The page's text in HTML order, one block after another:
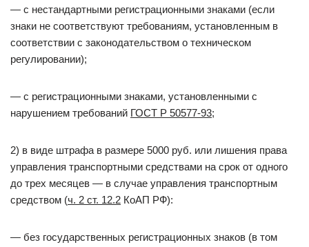
— с нестандартными регистрационными знаками (если
знаки не соответствуют требованиям, установленным в
соответствии с законодательством о техническом
регулировании);
— с регистрационными знаками, установленными с
нарушением требований ГОСТ Р 50577-93;
2) в виде штрафа в размере 5000 руб. или лишения права
управления транспортными средствами на срок от одного
до трех месяцев — в случае управления транспортным
средством (ч. 2 ст. 12.2 КоАП РФ):
— без государственных регистрационных знаков (в том